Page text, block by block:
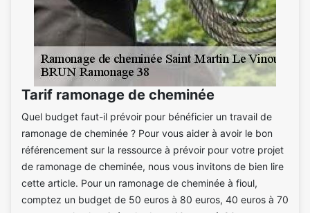
Tarif ramonage de cheminée
Quel budget faut-il prévoir pour bénéficier un travail de
ramonage de cheminée ? Pour vous aider à avoir le bon
référencement sur la ressource à prévoir pour votre projet
de ramonage de cheminée, nous vous invitons de bien lire
cette article. Pour un ramonage de cheminée à fioul,
comptez un budget de 50 euros à 80 euros, 40 euros à 70